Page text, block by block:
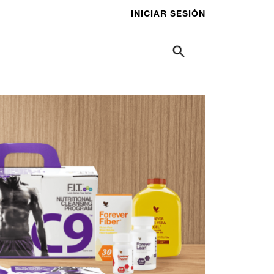
INICIAR SESIÓN